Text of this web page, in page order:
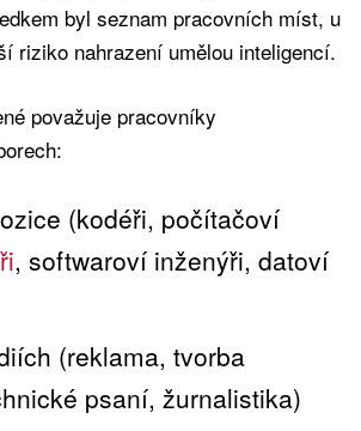
byl seznam pracovních míst, u
riziko nahrazení umělou inteligencí.
považuje pracovníky
(kodéři, počítačoví
, softwaroví inženýři, datoví
(reklama, tvorba
psaní, žurnalistika)